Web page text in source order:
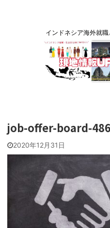
インドネシア海外就
job-offer-board-
2020年12月31日